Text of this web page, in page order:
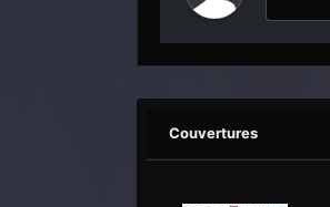
Couvertures